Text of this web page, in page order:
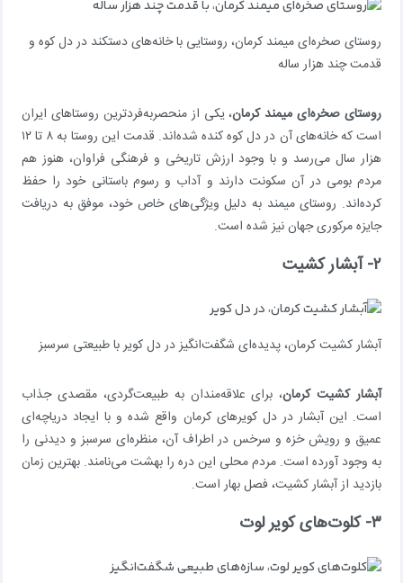
روستای صخره‌ای میمند کرمان، روستایی با خانه‌های دستکند در دل کوه و
قدمت چند هزار ساله
روستای صخره‌ای میمند کرمان، یکی از منحصربه‌فردترین روستاهای ایران
است که خانه‌های آن در دل کوه کنده شده‌اند. قدمت این روستا به ۸ تا ۱۲
هزار سال می‌رسد و با وجود ارزش تاریخی و فرهنگی فراوان، هنوز هم
مردم بومی در آن سکونت دارند و آداب و رسوم باستانی خود را حفظ
کرده‌اند. روستای میمند به دلیل ویژگی‌های خاص خود، موفق به دریافت
جایزه مرکوری جهان نیز شده است.
۲- آبشار کشیت
آبشار کشیت کرمان، پدیده‌ای شگفت‌انگیز در دل کویر با طبیعتی سرسبز
آبشار کشیت کرمان، برای علاقه‌مندان به طبیعت‌گردی، مقصدی جذاب
است. این آبشار در دل کویرهای کرمان واقع شده و با ایجاد دریاچه‌ای
عمیق و رویش خزه و سرخس در اطراف آن، منظره‌ای سرسبز و دیدنی را
به وجود آورده است. مردم محلی این دره را بهشت می‌نامند. بهترین زمان
بازدید از آبشار کشیت، فصل بهار است.
۳- کلوت‌های کویر لوت